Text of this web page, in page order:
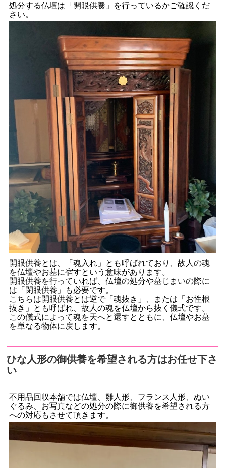
処分する仏壇は「開眼供養」を行っているかご確認くだ
さい。
開眼供養とは、「魂入れ」とも呼ばれており、故人の魂
を仏壇やお墓に宿すという意味があります。
開眼供養を行っていれば、仏壇の処分や墓じまいの際に
は「閉眼供養」も必要です。
こちらは開眼供養とは逆で「魂抜き」、または「お性根
抜き」とも呼ばれ、故人の魂を仏壇から抜く儀式です。
この儀式によって魂を天へと還すとともに、仏壇やお墓
を単なる物体に戻します。
ひな人形の御供養を希望される方はお任せ下さ
い
不用品回収本舗では仏壇、雛人形、フランス人形、ぬい
ぐるみ、お写真などの処分の際に御供養を希望される方
への対応もさせて頂きます。